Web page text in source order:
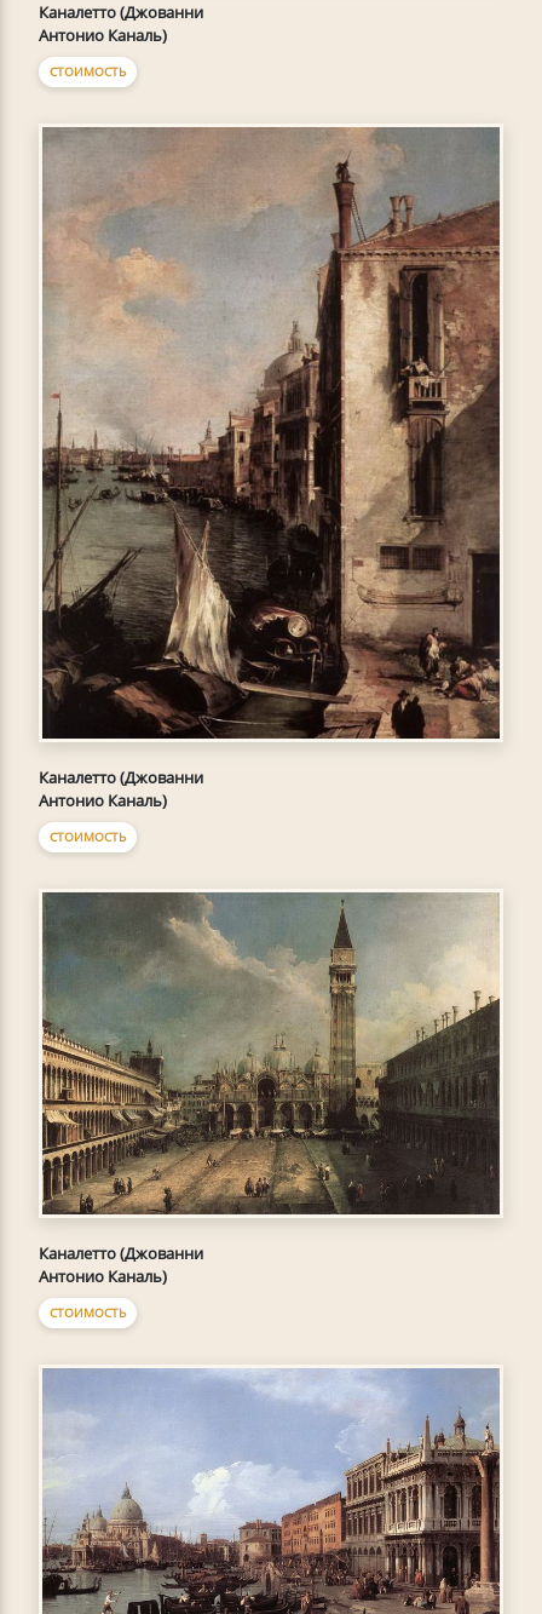
Каналетто (Джованни
Антонио Каналь)
СТОИМОСТЬ
Каналетто (Джованни
Антонио Каналь)
СТОИМОСТЬ
Каналетто (Джованни
Антонио Каналь)
СТОИМОСТЬ